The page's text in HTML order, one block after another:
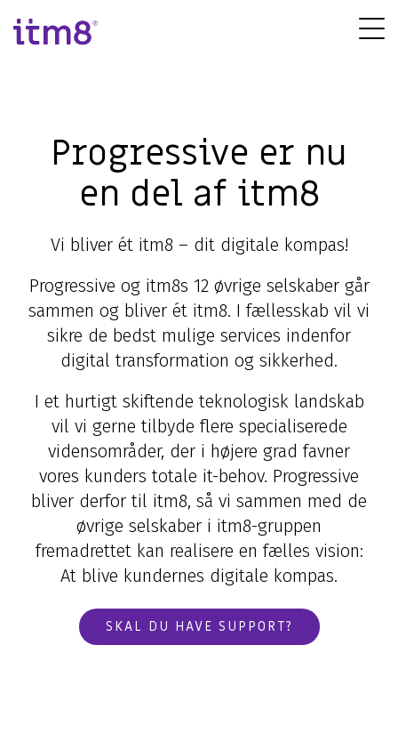
direkte
Microsoft løsninger
Customer Engagement (CRM)
Cloud applikationer
Modern Workplace
Application Services
Databasehåndtering
Cloud & Hosting Services
FutureForms
Database Managed Services
Consulting Services
Strategisk IT-sikkerhed
Er du under angreb?
Hardware & Software
Hardware
Life Cycle Management
Bruttolønsordning
Microsoft 365 Cost Control
CO2-aftryk på IT
Cloudløsninger
Datacenter og hosting
Service Desk
Hybrid Cloud
Managed
Application Management
Microsoft 365 Management
Backup
AI
AI-video
Progressive er nu
en del af itm8
Vi bliver ét itm8 – dit digitale kompas!
Progressive og itm8s 12 øvrige selskaber går
sammen og bliver ét itm8. I fællesskab vil vi
sikre de bedst mulige services indenfor
digital transformation og sikkerhed.
I et hurtigt skiftende teknologisk landskab
vil vi gerne tilbyde flere specialiserede
vidensområder, der i højere grad favner
vores kunders totale it-behov. Progressive
bliver derfor til itm8, så vi sammen med de
øvrige selskaber i itm8-gruppen
fremadrettet kan realisere en fælles vision:
At blive kundernes digitale kompas.
SKAL DU HAVE SUPPORT?